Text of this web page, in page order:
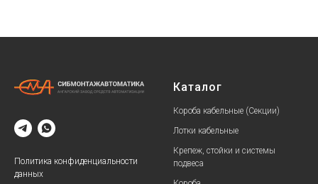
Политика конфиденциальности
данных
Каталог
Короба кабельные (Секции)
Лотки кабельные
Крепеж, стойки и системы
подвеса